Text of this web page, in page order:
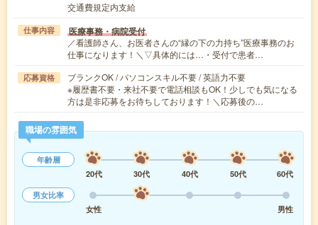
交通費規定内支給
仕事内容 医療事務・病院受付
／看護師さん、お医者さんの“縁の下の力持ち”医療事務のお
仕事になります！＼▽具体的には…・受付で患者…
応募資格
ブランクOK / パソコンスキル不要 / 英語力不要
※履歴書不要・来社不要で電話相談もOK！少しでも気になる
方は是非応募をお待ちしております！＼応募後の…
職場の雰囲気
年齢層
20代
30代 40代 50代
60代
男女比率
女性
男性